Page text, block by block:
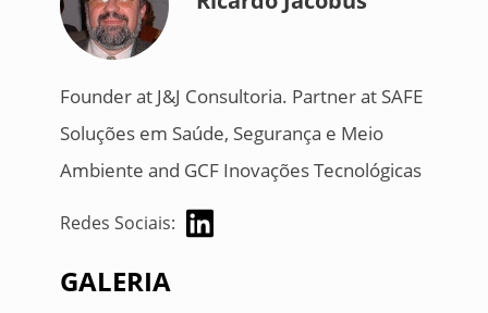
Founder at J&J Consultoria. Partner at SAFE
Soluções em Saúde, Segurança e Meio
Ambiente and GCF Inovações Tecnológicas
Redes Sociais:
GALERIA